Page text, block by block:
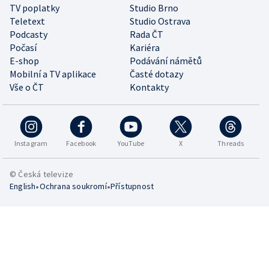
TV poplatky
Studio Brno
Teletext
Studio Ostrava
Podcasty
Rada ČT
Počasí
Kariéra
E-shop
Podávání námětů
Mobilní a TV aplikace
Časté dotazy
Vše o ČT
Kontakty
Instagram Facebook YouTube X Threads
© Česká televize
English•Ochrana soukromí•Přístupnost